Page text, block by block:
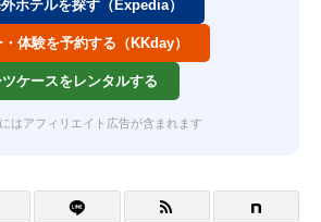
ホテルを探す（Expedia）
体験を予約する（KKday）
ケースをレンタルする
はアフィリエイト広告が含まれます